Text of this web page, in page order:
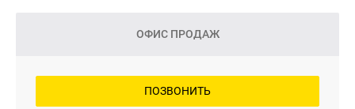
ОФИС ПРОДАЖ
ПОЗВОНИТЬ